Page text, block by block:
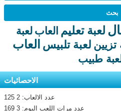
لعبة تعليم العاب لعبة
تزيين لعبة تلبيس العاب
طبيب
الاحصائيات
عدد الالعاب: 2 125
عدد مرات اللعب اليوم: 3 169